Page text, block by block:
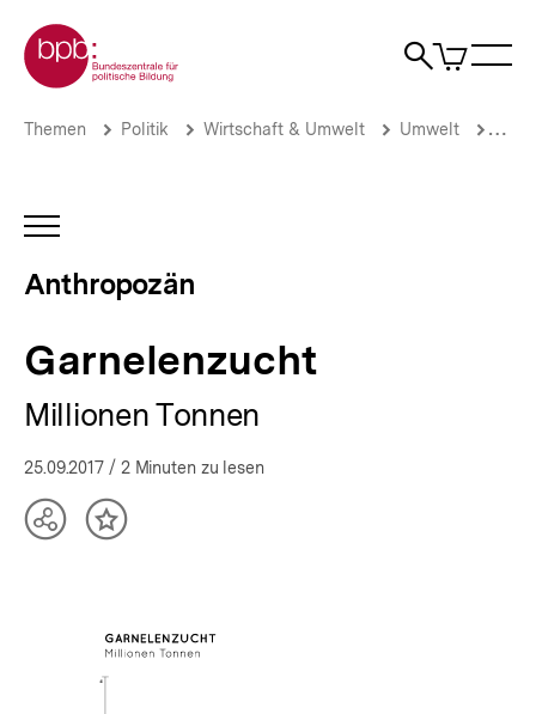
zum
Seiteninhalt
springen
Zur Startseite der bpb
Suche
Artikel
im
Garnelenzucht
bpb.de
Brotkrümelnavigation
Pfadnavigation
Themen Politik Wirtschaft & Umwelt Umwelt
INHALTSNAVIGATION
Anthropozän
Garnelenzucht
Millionen Tonnen
25.09.2017 / 2 Minuten zu lesen
TeilenInhalt